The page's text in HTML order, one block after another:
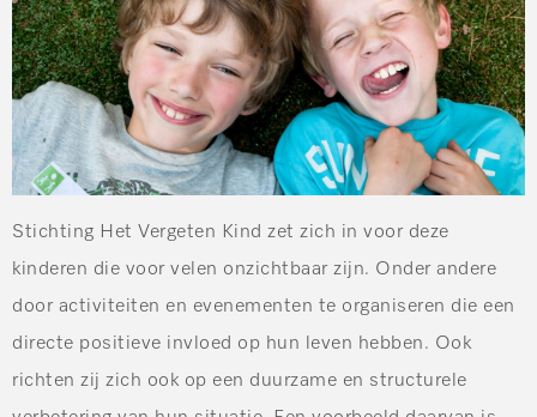
Stichting Het Vergeten Kind zet zich in voor deze
kinderen die voor velen onzichtbaar zijn. Onder andere
door activiteiten en evenementen te organiseren die een
directe positieve invloed op hun leven hebben. Ook
richten zij zich ook op een duurzame en structurele